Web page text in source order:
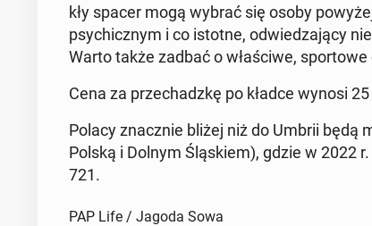
kły spacer mogą wybrać się osoby
psy­chicz­nym i co istotne, od­wie­dza­ją­cy
Warto także zadbać o wła­ści­we, spor­to­we
Cena za prze­chadz­kę po kładce wynosi 25
Polacy znacz­nie bliżej niż do Umbrii będą
Polską i Dolnym Ślą­skiem), gdzie w 2022
721.
PAP Life / Jagoda Sowa